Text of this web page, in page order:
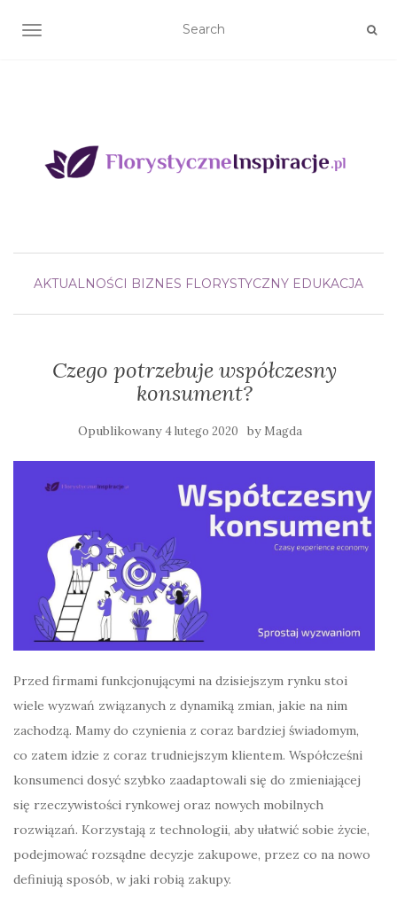
TOGGLE NAVIGATION
AKTUALNOŚCI BIZNES FLORYSTYCZNY EDUKACJA
Czego potrzebuje współczesny
konsument?
Opublikowany4 lutego 2020 by Magda
Przed firmami funkcjonującymi na dzisiejszym rynku stoi
wiele wyzwań związanych z dynamiką zmian, jakie na nim
zachodzą. Mamy do czynienia z coraz bardziej świadomym,
co zatem idzie z coraz trudniejszym klientem. Współcześni
konsumenci dosyć szybko zaadaptowali się do zmieniającej
się rzeczywistości rynkowej oraz nowych mobilnych
rozwiązań. Korzystają z technologii, aby ułatwić sobie życie,
podejmować rozsądne decyzje zakupowe, przez co na nowo
definiują sposób, w jaki robią zakupy.